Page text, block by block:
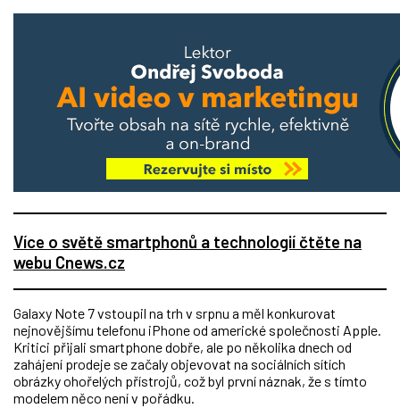
Více o světě smartphonů a technologií čtěte na
webu Cnews.cz
Galaxy Note 7 vstoupil na trh v srpnu a měl konkurovat
nejnovějšímu telefonu iPhone od americké společnosti Apple.
Kritici přijali smartphone dobře, ale po několika dnech od
zahájení prodeje se začaly objevovat na sociálních sítích
obrázky ohořelých přístrojů, což byl první náznak, že s tímto
modelem něco není v pořádku.